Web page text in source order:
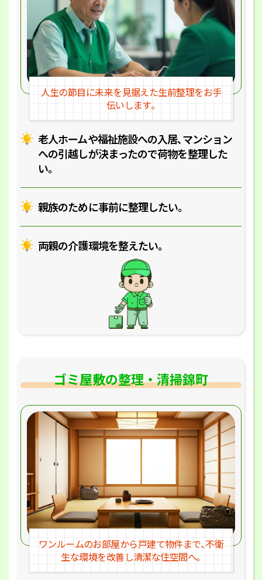
老人ホームや福祉施設への入居､マンション
への引越しが決まったので荷物を整理した
い｡
親族のために事前に整理したい｡
両親の介護環境を整えたい｡
人生の節目に未来を見据えた生前整理をお手
伝いします｡
ゴミ屋敷の整理・清掃錦町
ワンルームのお部屋から戸建て物件まで､不衛
生な環境を改善し清潔な住空間へ｡